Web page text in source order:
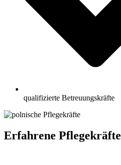
qualifizierte Betreuungskräfte
Erfahrene Pflegekräfte